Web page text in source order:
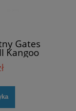
Gates
Kangoo